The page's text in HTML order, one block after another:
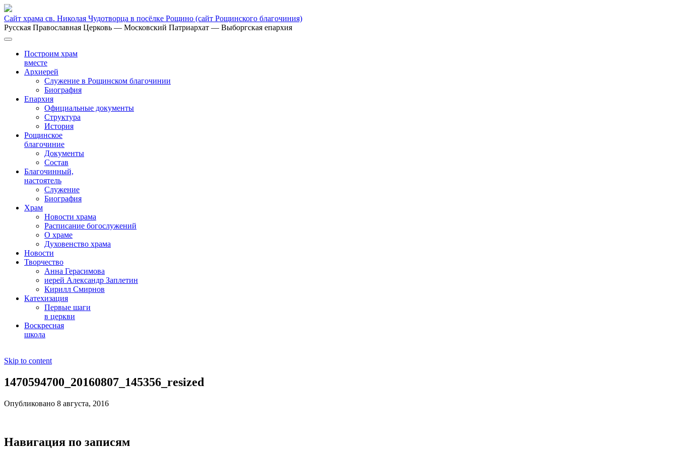
Сайт храма св. Николая Чудотворца в посёлке Рощино (сайт Рощинского благочиния)
Русская Православная Церковь — Московский Патриархат — Выборгская епархия
Построим храм
вместе
Архиерей
Служение в Рощинском благочинии
Биография
Епархия
Официальные документы
Структура
История
Рощинское
благочиние
Документы
Состав
Благочинный,
настоятель
Служение
Биография
Храм
Новости храма
Расписание богослужений
О храме
Духовенство храма
Новости
Творчество
Анна Герасимова
иерей Александр Заплетин
Кирилл Смирнов
Катехизация
Первые шаги
в церкви
Воскресная
школа
Skip to content
1470594700_20160807_145356_resized
Опубликовано 8 августа, 2016
Навигация по записям